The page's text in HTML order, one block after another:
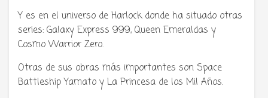
Y es en el universo de Harlock donde ha situado otras
series: Galaxy Express 999, Queen Emeraldas y
Cosmo Warrior Zero.
Otras de sus obras más importantes son Space
Battleship Yamato y La Princesa de los Mil Años.